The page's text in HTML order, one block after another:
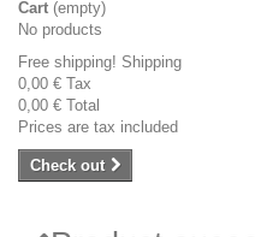
Cart (empty)
No products
Free shipping! Shipping
0,00 € Tax
0,00 € Total
Prices are tax included
Check out